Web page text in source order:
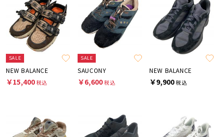
SALE
NEW BALANCE
￥15,400税込
SALE
SAUCONY
￥6,600税込
NEW BALANCE
￥9,900税込